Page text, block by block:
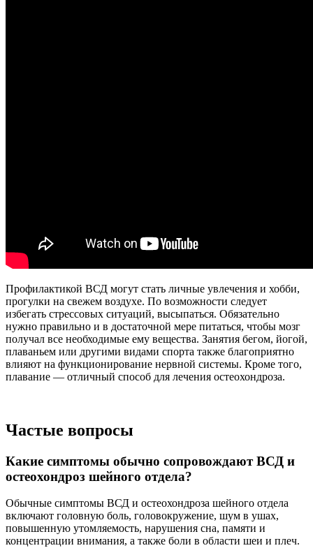
Профилактикой ВСД могут стать личные увлечения и хобби,
прогулки на свежем воздухе. По возможности следует
избегать стрессовых ситуаций, высыпаться. Обязательно
нужно правильно и в достаточной мере питаться, чтобы мозг
получал все необходимые ему вещества. Занятия бегом, йогой,
плаваньем или другими видами спорта также благоприятно
влияют на функционирование нервной системы. Кроме того,
плавание — отличный способ для лечения остеохондроза.
Частые вопросы
Какие симптомы обычно сопровождают ВСД и
остеохондроз шейного отдела?
Обычные симптомы ВСД и остеохондроза шейного отдела
включают головную боль, головокружение, шум в ушах,
повышенную утомляемость, нарушения сна, памяти и
концентрации внимания, а также боли в области шеи и плеч.